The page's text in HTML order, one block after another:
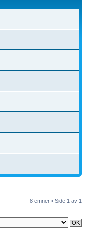
8 emner • Side 1 av 1